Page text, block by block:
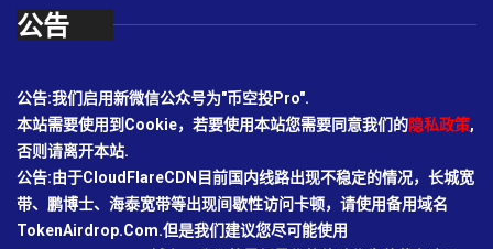
公告
公告:我们启用新微信公众号为"币空投Pro".
本站需要使用到Cookie，若要使用本站您需要同意我们的隐私政策,
否则请离开本站.
公告:由于CloudFlareCDN目前国内线路出现不稳定的情况，长城宽
带、鹏博士、海泰宽带等出现间歇性访问卡顿，请使用备用域名
TokenAirdrop.Com.但是我们建议您尽可能使用